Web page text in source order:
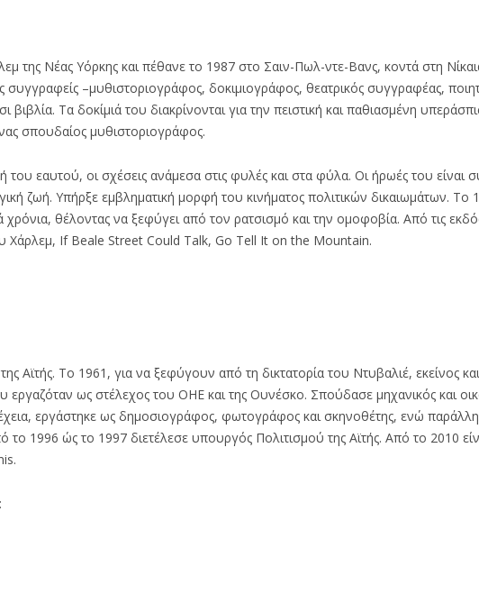
της Νέας Υόρκης και πέθανε το 1987 στο Σαιν-Πωλ-ντε-Βανς, κοντά στη
–μυθιστοριογράφος, δοκιμιογράφος, θεατρικός συγγραφέας,
Τα δοκίμιά του διακρίνονται για την πειστική και παθιασμένη
σπουδαίος μυθιστοριογράφος.
εαυτού, οι σχέσεις ανάμεσα στις φυλές και στα φύλα. Οι ήρωές του είναι
ζωή. Υπήρξε εμβληματική μορφή του κινήματος πολιτικών δικαιωμάτων. Το
θέλοντας να ξεφύγει από τον ρατσισμό και την ομοφοβία. Από τις
Χάρλεμ, If Beale Street Could Talk, Go Tell It on the Mountain.
Αϊτής. Το 1961, για να ξεφύγουν από τη δικτατορία του Ντυβαλιέ, εκείνος
ως στέλεχος του ΟΗΕ και της Ουνέσκο. Σπούδασε μηχανικός και
εργάστηκε ως δημοσιογράφος, φωτογράφος και σκηνοθέτης, ενώ
το 1996 ώς το 1997 διετέλεσε υπουργός Πολιτισμού της Αϊτής. Από το 2010